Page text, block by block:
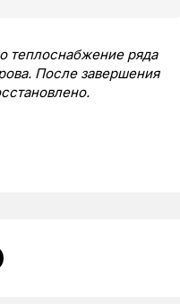
теплоснабжение ряда
После завершения